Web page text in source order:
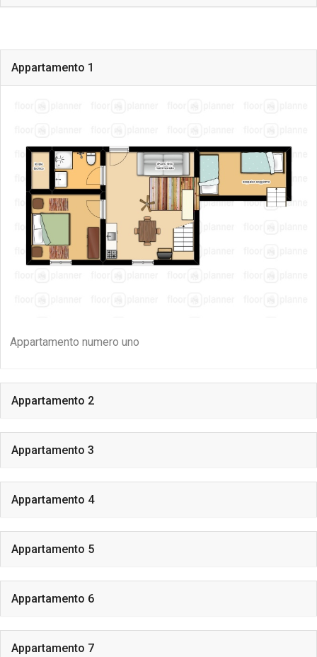
Appartamento 1
Appartamento numero uno
Appartamento 2
Appartamento 3
Appartamento 4
Appartamento 5
Appartamento 6
Appartamento 7